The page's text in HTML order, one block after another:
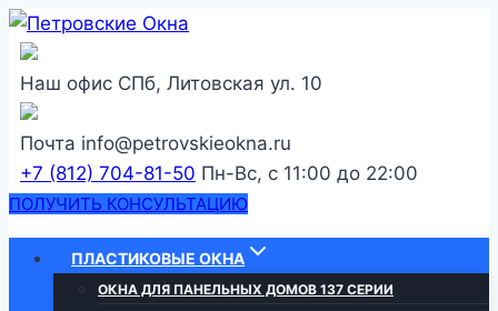
Перейти
содержанию
Наш офис СПб, Литовская ул. 10
Почта info@petrovskieokna.ru
+7 (812) 704-81-50 Пн-Вс, с 11:00 до 22:00
ПОЛУЧИТЬ КОНСУЛЬТАЦИЮ
ПЛАСТИКОВЫЕ ОКНА
ОКНА ДЛЯ ПАНЕЛЬНЫХ ДОМОВ 137 СЕРИИ